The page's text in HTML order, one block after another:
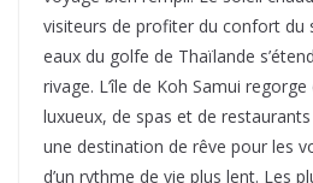
visiteurs de profiter du confort du
eaux du golfe de Thaïlande
rivage. L’île de Koh Samui
luxueux, de spas et de
une destination de rêve pour les
d’un rythme de vie plus lent. Les